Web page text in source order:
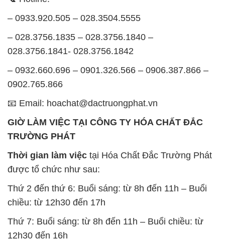
– 0933.920.505 – 028.3504.5555
– 028.3756.1835 – 028.3756.1840 –
028.3756.1841- 028.3756.1842
– 0932.660.696 – 0901.326.566 – 0906.387.866 –
0902.765.866
📧 Email: hoachat@dactruongphat.vn
GIỜ LÀM VIỆC TẠI CÔNG TY HÓA CHẤT ĐẮC
TRƯỜNG PHÁT
Thời gian làm việc tại Hóa Chất Đắc Trường Phát
được tổ chức như sau:
Thứ 2 đến thứ 6: Buổi sáng: từ 8h đến 11h – Buổi
chiều: từ 12h30 đến 17h
Thứ 7: Buổi sáng: từ 8h đến 11h – Buổi chiều: từ
12h30 đến 16h